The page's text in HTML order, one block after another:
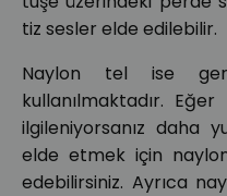
tiz sesler elde edilebilir.
Naylon tel ise
kullanılmaktadır. Eğer
ilgileniyorsanız daha
elde etmek için
edebilirsiniz. Ayrıca